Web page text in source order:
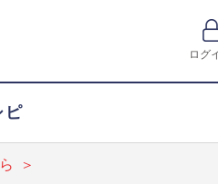
ログ
ピ
＞